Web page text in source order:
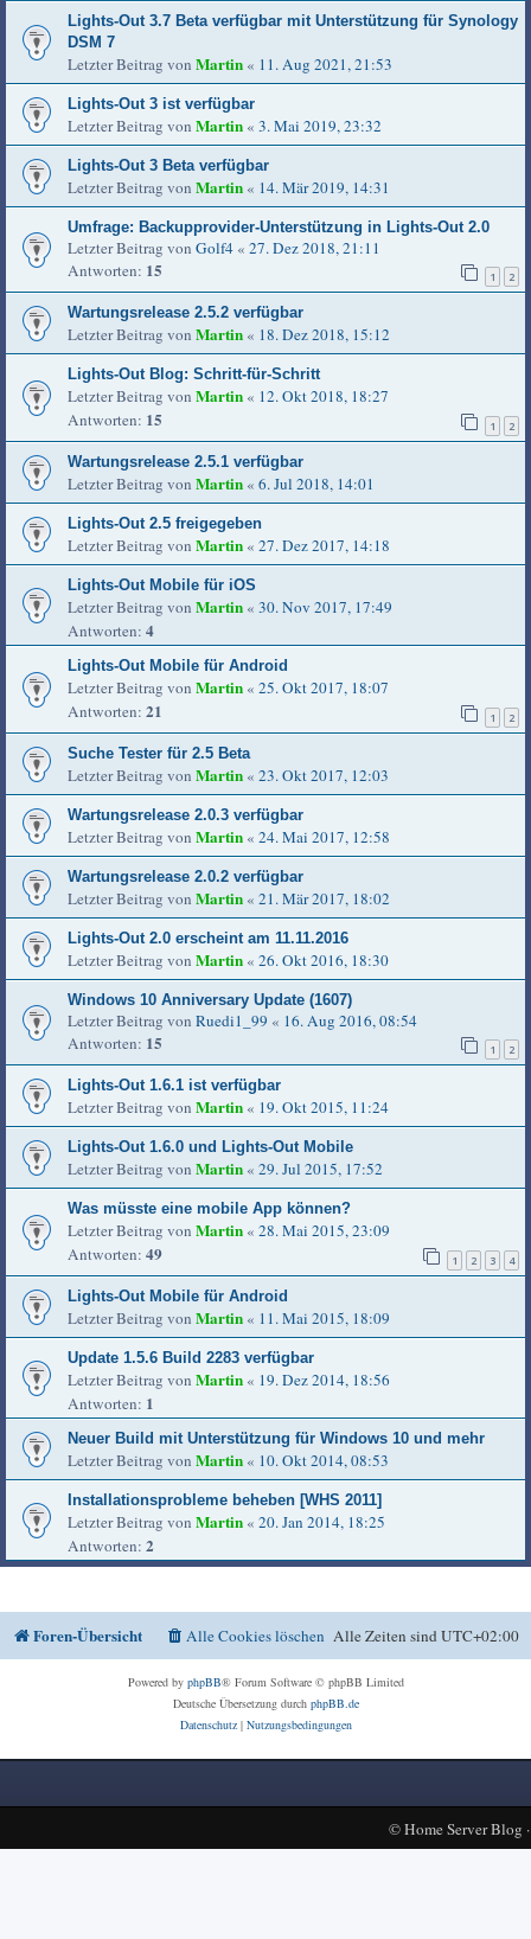
Lights-Out 3.7 Beta verfügbar mit Unterstützung für Synology
DSM 7
Letzter Beitrag von Martin « 11. Aug 2021, 21:53
Lights-Out 3 ist verfügbar
Letzter Beitrag von Martin « 3. Mai 2019, 23:32
Lights-Out 3 Beta verfügbar
Letzter Beitrag von Martin « 14. Mär 2019, 14:31
Umfrage: Backupprovider-Unterstützung in Lights-Out 2.0
Letzter Beitrag von Golf4 « 27. Dez 2018, 21:11
Antworten: 15 1 2
Wartungsrelease 2.5.2 verfügbar
Letzter Beitrag von Martin « 18. Dez 2018, 15:12
Lights-Out Blog: Schritt-für-Schritt
Letzter Beitrag von Martin « 12. Okt 2018, 18:27
Antworten: 15 1 2
Wartungsrelease 2.5.1 verfügbar
Letzter Beitrag von Martin « 6. Jul 2018, 14:01
Lights-Out 2.5 freigegeben
Letzter Beitrag von Martin « 27. Dez 2017, 14:18
Lights-Out Mobile für iOS
Letzter Beitrag von Martin « 30. Nov 2017, 17:49
Antworten: 4
Lights-Out Mobile für Android
Letzter Beitrag von Martin « 25. Okt 2017, 18:07
Antworten: 21 1 2
Suche Tester für 2.5 Beta
Letzter Beitrag von Martin « 23. Okt 2017, 12:03
Wartungsrelease 2.0.3 verfügbar
Letzter Beitrag von Martin « 24. Mai 2017, 12:58
Wartungsrelease 2.0.2 verfügbar
Letzter Beitrag von Martin « 21. Mär 2017, 18:02
Lights-Out 2.0 erscheint am 11.11.2016
Letzter Beitrag von Martin « 26. Okt 2016, 18:30
Windows 10 Anniversary Update (1607)
Letzter Beitrag von Ruedi1_99 « 16. Aug 2016, 08:54
Antworten: 15 1 2
Lights-Out 1.6.1 ist verfügbar
Letzter Beitrag von Martin « 19. Okt 2015, 11:24
Lights-Out 1.6.0 und Lights-Out Mobile
Letzter Beitrag von Martin « 29. Jul 2015, 17:52
Was müsste eine mobile App können?
Letzter Beitrag von Martin « 28. Mai 2015, 23:09
Antworten: 49 1 2 3 4
Lights-Out Mobile für Android
Letzter Beitrag von Martin « 11. Mai 2015, 18:09
Update 1.5.6 Build 2283 verfügbar
Letzter Beitrag von Martin « 19. Dez 2014, 18:56
Antworten: 1
Neuer Build mit Unterstützung für Windows 10 und mehr
Letzter Beitrag von Martin « 10. Okt 2014, 08:53
Installationsprobleme beheben [WHS 2011]
Letzter Beitrag von Martin « 20. Jan 2014, 18:25
Antworten: 2
Foren-Übersicht Alle Zeiten sindUTC+02:00
Alle Cookies löschen
Powered by phpBB® Forum Software © phpBB Limited
Deutsche Übersetzung durch phpBB.de
Datenschutz| Nutzungsbedingungen
©Home Server Blog